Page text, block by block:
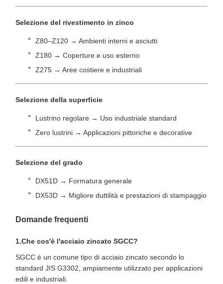
Selezione del rivestimento in zinco
Z80–Z120 → Ambienti interni e asciutti
Z180 → Coperture e uso esterno
Z275 → Aree costiere e industriali
Selezione della superficie
Lustrino regolare → Uso industriale standard
Zero lustrini → Applicazioni pittoriche e decorative
Selezione del grado
DX51D → Formatura generale
DX53D → Migliore duttilità e prestazioni di stampaggio
Domande frequenti
1.Che cos'è l'acciaio zincato SGCC?
SGCC è un comune tipo di acciaio zincato secondo lo
standard JIS G3302, ampiamente utilizzato per applicazioni
edili e industriali.